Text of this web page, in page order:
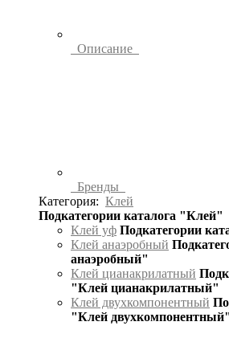
Описание
Бренды
Категория: Клей
Подкатегории каталога "Клей"
Клей уф Подкатегории
Клей анаэробный
анаэробный"
Клей цианакрилатный
"Клей цианакрилатный"
Клей двухкомпонентный
"Клей двухкомпонентный"